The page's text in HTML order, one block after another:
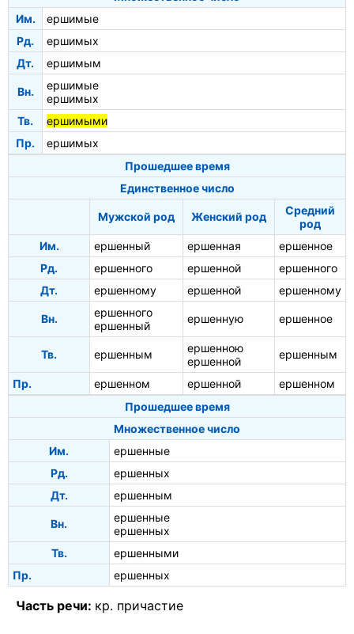
Им.
ершимые
Рд.
ершимых
Дт.
ершимым
Вн.
ершимые
ершимых
Тв.
ершимыми
Пр.
ершимых
Прошедшее время
Единственное число
Мужской род Женский род
Средний
род
Им.
ершенный ершенная
ершенное
Рд.
ершенного ершенной
ершенного
Дт.
ершенному ершенной ершенному
Вн.
ершенного
ершенный
ершенную ершенное
Тв. ершенным
ершенною
ершенной
ершенным
Пр. ершенном ершенной
ершенном
Прошедшее время
Множественное число
Им.
ершенные
Рд.
ершенных
Дт.
ершенным
Вн.
ершенные
ершенных
Тв.
ершенными
Пр.
ершенных
Часть речи: кр. причастие